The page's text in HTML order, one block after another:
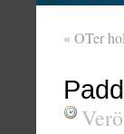
«OTer